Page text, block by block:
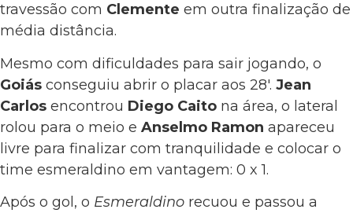
travessão com Clemente em outra finalização de
média distância.
Mesmo com dificuldades para sair jogando, o
Goiás conseguiu abrir o placar aos 28′. Jean
Carlos encontrou Diego Caito na área, o lateral
rolou para o meio e Anselmo Ramon apareceu
livre para finalizar com tranquilidade e colocar o
time esmeraldino em vantagem: 0 x 1.
Após o gol, o Esmeraldino recuou e passou a